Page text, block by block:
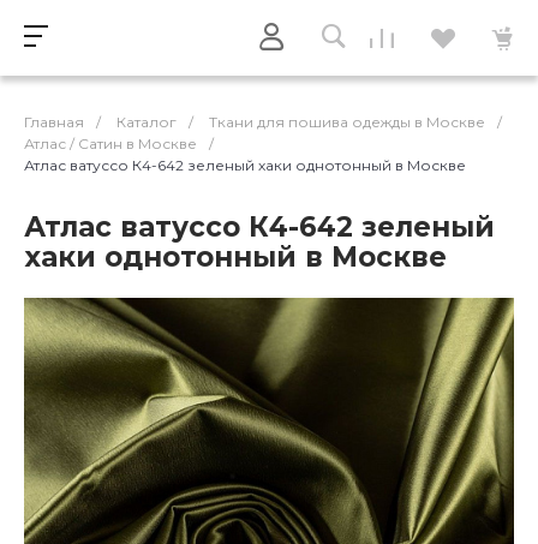
Главная / Каталог / Ткани для пошива одежды в Москве
/
Атлас / Cатин в Москве
/
Атлас ватуссо К4-642 зеленый хаки однотонный в Москве
Атлас ватуссо К4-642 зеленый
хаки однотонный в Москве